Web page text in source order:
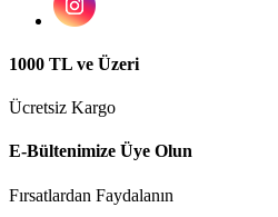
1000 TL ve Üzeri
Ücretsiz Kargo
E-Bültenimize Üye Olun
Fırsatlardan Faydalanın